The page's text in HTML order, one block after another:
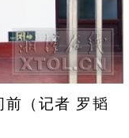
（记者 罗韬